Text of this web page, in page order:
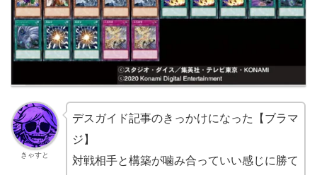
きゃすと
デスガイド記事のきっかけになった【ブラマ
ジ】
対戦相手と構築が噛み合っていい感じに勝て